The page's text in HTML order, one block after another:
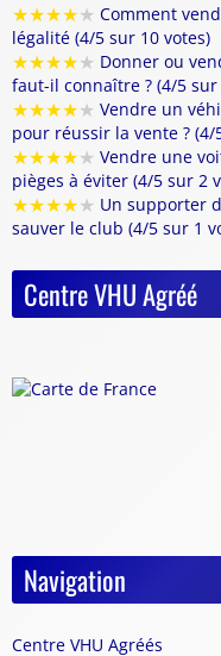
★★★★★ Comment
légalité (4/5 sur 10 votes)
★★★★★ Donner ou
faut-il connaître ? (4/5 sur
★★★★★ Vendre un
pour réussir la vente ? (4/
★★★★★ Vendre une
pièges à éviter (4/5 sur 2
★★★★★ Un supporter
sauver le club (4/5 sur 1
Centre VHU Agréé
Navigation
Centre VHU Agréés